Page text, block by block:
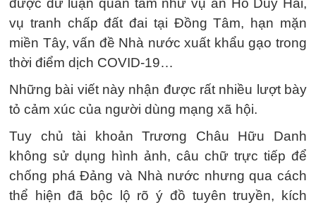
được dư luận quan tâm như vụ án Hồ Duy Hải,
vụ tranh chấp đất đai tại Đồng Tâm, hạn mặn
miền Tây, vấn đề Nhà nước xuất khẩu gạo trong
thời điểm dịch COVID-19…
Những bài viết này nhận được rất nhiều lượt bày
tỏ cảm xúc của người dùng mạng xã hội.
Tuy chủ tài khoản Trương Châu Hữu Danh
không sử dụng hình ảnh, câu chữ trực tiếp để
chống phá Đảng và Nhà nước nhưng qua cách
thể hiện đã bộc lộ rõ ý đồ tuyên truyền, kích